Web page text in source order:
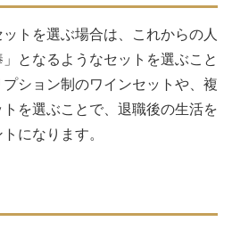
トを選ぶ場合は、これからの人
となるようなセットを選ぶこと
ション制のワインセットや、複
を選ぶことで、退職後の生活を
になります。